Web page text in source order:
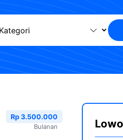
Rp 3.500.000
Bulanan